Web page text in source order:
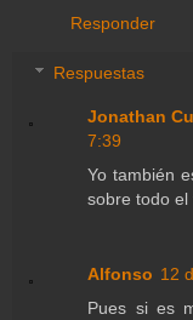
Responder
Respuestas
Jonathan
7:39
Yo también
sobre todo el
Alfonso 12
Pues si es